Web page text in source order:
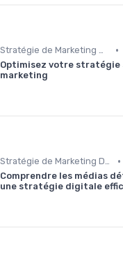
Stratégie de Marketing Digital •
Optimisez votre stratégie
marketing
Stratégie de Marketing Digital •
Comprendre les médias
une stratégie digitale